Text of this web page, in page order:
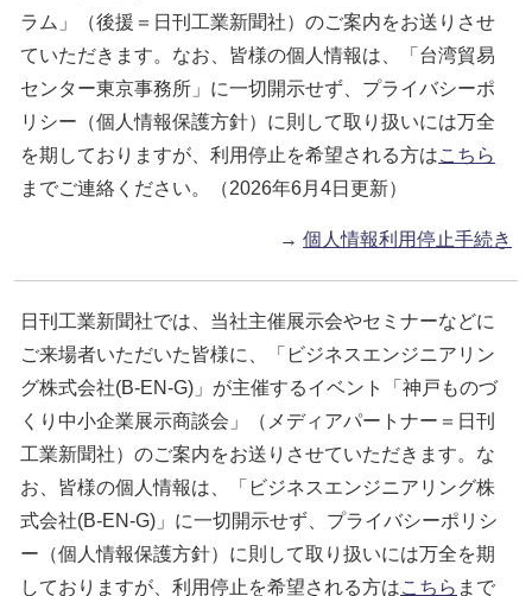
ラム」（後援＝日刊工業新聞社）のご案内をお送りさせ
ていただきます。なお、皆様の個人情報は、「台湾貿易
センター東京事務所」に一切開示せず、プライバシーポ
リシー（個人情報保護方針）に則して取り扱いには万全
を期しておりますが、利用停止を希望される方はこちら
までご連絡ください。（2026年6月4日更新）
→ 個人情報利用停止手続き
日刊工業新聞社では、当社主催展示会やセミナーなどに
ご来場者いただいた皆様に、「ビジネスエンジニアリン
グ株式会社(B-EN-G)」が主催するイベント「神戸ものづ
くり中小企業展示商談会」（メディアパートナー＝日刊
工業新聞社）のご案内をお送りさせていただきます。な
お、皆様の個人情報は、「ビジネスエンジニアリング株
式会社(B-EN-G)」に一切開示せず、プライバシーポリシ
ー（個人情報保護方針）に則して取り扱いには万全を期
しておりますが、利用停止を希望される方はこちら まで